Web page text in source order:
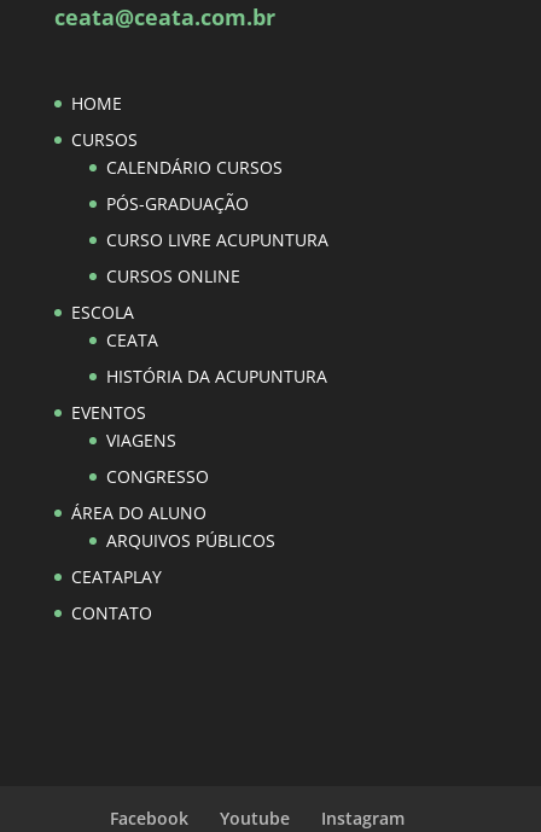
ceata@ceata.com.br
HOME
CURSOS
CALENDÁRIO CURSOS
PÓS-GRADUAÇÃO
CURSO LIVRE ACUPUNTURA
CURSOS ONLINE
ESCOLA
CEATA
HISTÓRIA DA ACUPUNTURA
EVENTOS
VIAGENS
CONGRESSO
ÁREA DO ALUNO
ARQUIVOS PÚBLICOS
CEATAPLAY
CONTATO
Facebook Youtube Instagram